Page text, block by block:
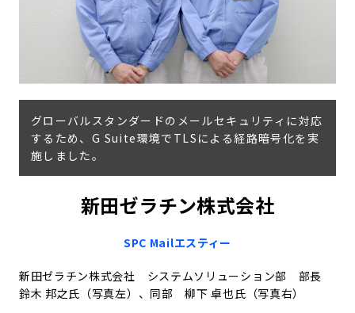
グローバルスタンダードのメールセキュリティに対応
するため、G Suite環境でTLSによる経路暗号化を実
施しました。
新田ゼラチン株式会社
SPC Mailエスティー
新田ゼラチン株式会社 システムソリューション部 部長
鈴木 邦之氏（写真左）、同部 柳下 卓也氏（写真右）